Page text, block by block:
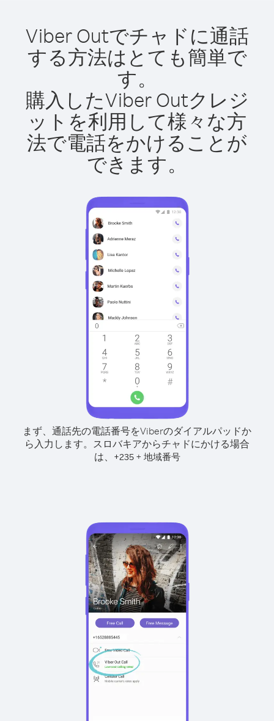
Viber Outでチャドに通話
する方法はとても簡単で
す。
購入したViber Outクレジ
ットを利用して様々な方
法で電話をかけることが
できます。
まず、通話先の電話番号をViberのダイアルパッドか
ら入力します。 スロバキアからチャドにかける場合
は、
+235+ 地域番号